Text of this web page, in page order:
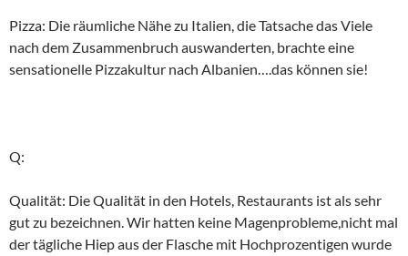
Pizza: Die räumliche Nähe zu Italien, die Tatsache das Viele
nach dem Zusammenbruch auswanderten, brachte eine
sensationelle Pizzakultur nach Albanien….das können sie!
Q:
Qualität: Die Qualität in den Hotels, Restaurants ist als sehr
gut zu bezeichnen. Wir hatten keine Magenprobleme,nicht mal
der tägliche Hiep aus der Flasche mit Hochprozentigen wurde